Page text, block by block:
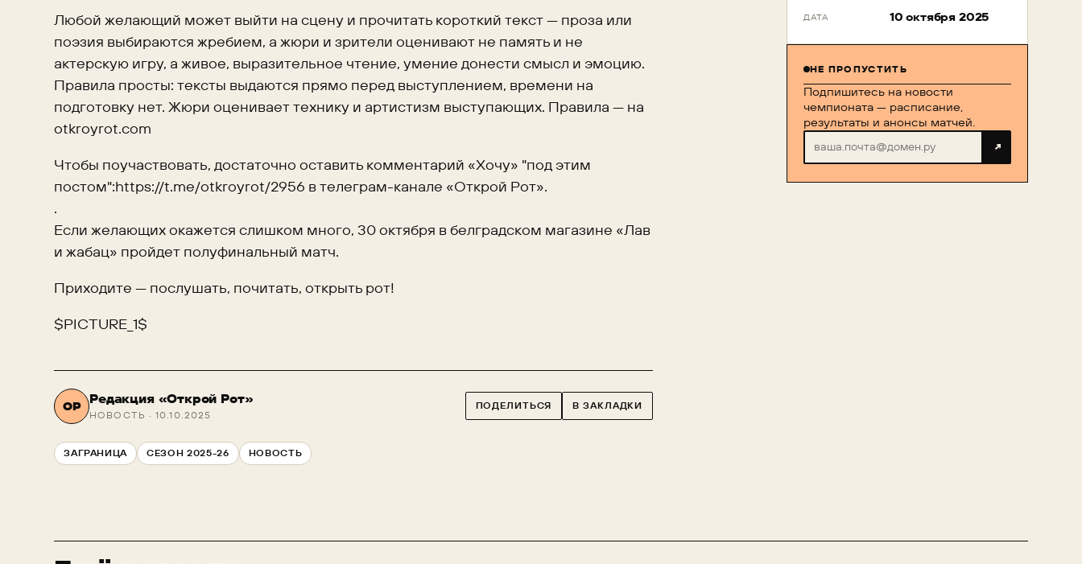
Любой желающий может выйти на сцену и прочитать короткий текст — проза или
поэзия выбираются жребием, а жюри и зрители оценивают не память и не
актерскую игру, а живое, выразительное чтение, умение донести смысл и эмоцию.
Правила просты: тексты выдаются прямо перед выступлением, времени на
подготовку нет. Жюри оценивает технику и артистизм выступающих. Правила — на
otkroyrot.com
Чтобы поучаствовать, достаточно оставить комментарий «Хочу» "под этим
постом":https://t.me/otkroyrot/2956 в телеграм-канале «Открой Рот».
.
Если желающих окажется слишком много, 30 октября в белградском магазине «Лав
и жабац» пройдет полуфинальный матч.
Приходите — послушать, почитать, открыть рот!
$PICTURE_1$
ОР Редакция «Открой Рот»
НОВОСТЬ · 10.10.2025
ПОДЕЛИТЬСЯ В ЗАКЛАДКИ
ЗАГРАНИЦА СЕЗОН 2025-26 НОВОСТЬ
ДАТА 10 октября 2025
НЕ ПРОПУСТИТЬ
Подпишитесь на новости
чемпионата — расписание,
результаты и анонсы матчей.
↗